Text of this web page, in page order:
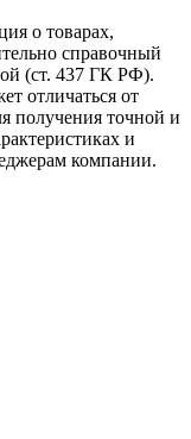
о товарах,
справочный
(ст. 437 ГК РФ).
отличаться от
получения точной и
и
компании.